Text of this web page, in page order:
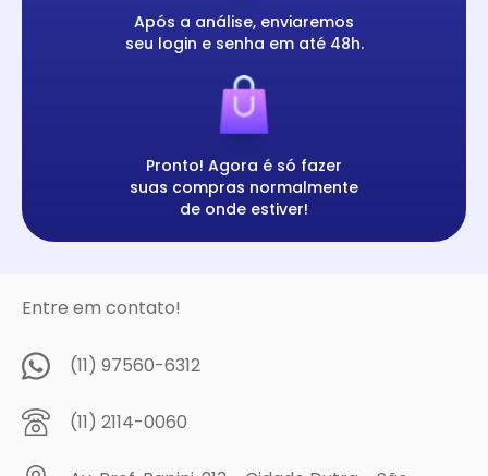
Após a análise, enviaremos
seu login e senha em até 48h.
Pronto! Agora é só fazer
suas compras normalmente
de onde estiver!
Entre em contato!
(11) 97560-6312
(11) 2114-0060